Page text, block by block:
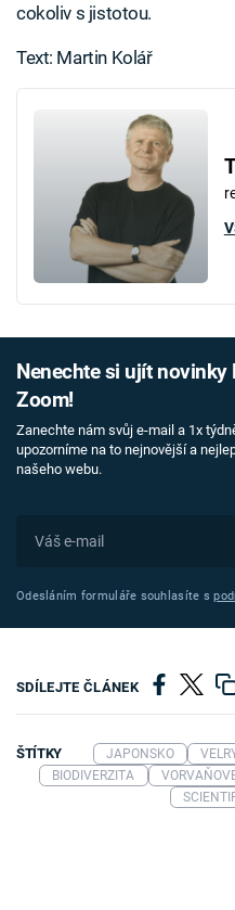
cokoliv s jistotou.
Text: Martin Kolář
Nenechte si ujít novinky
Zoom!
Zanechte nám svůj e-mail a 1x
upozorníme na to nejnovější a
našeho webu.
Odesláním formuláře souhlasíte s
SDÍLEJTE ČLÁNEK
ŠTÍTKY JAPONSKO
BIODIVERZITA